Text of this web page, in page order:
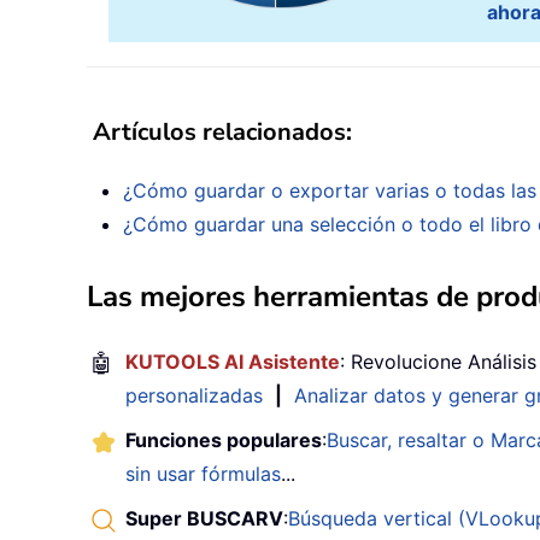
Next xChart
Call pptFormat
Set pptSlide = Nothing
pptApp =
Nothing
    MsgBox
"The charts were
Private
Sub pptFormat(xChart As
Dim xCharTiTle As String
Dim I As Integer
On Error
    xChart
.ChartArea. Copy
ahora
Artículos relacionados:
¿Cómo guardar o exportar varias o todas
¿Cómo guardar una selección o todo el
Las mejores herramientas de
🤖 KUTOOLS AI Asistente: Revolucione
personalizadas
Analizar datos y generar
Funciones populares:Buscar, resaltar o
sin usar fórmulas...
Super BUSCARV:Búsqueda vertical